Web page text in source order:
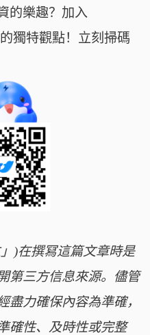
的樂趣？加入
獨特觀點！立刻掃碼
)在撰冩這篇文章時是
第三方信息來源。儘管
盡力確保內容為準確，
確性、及時性或完整